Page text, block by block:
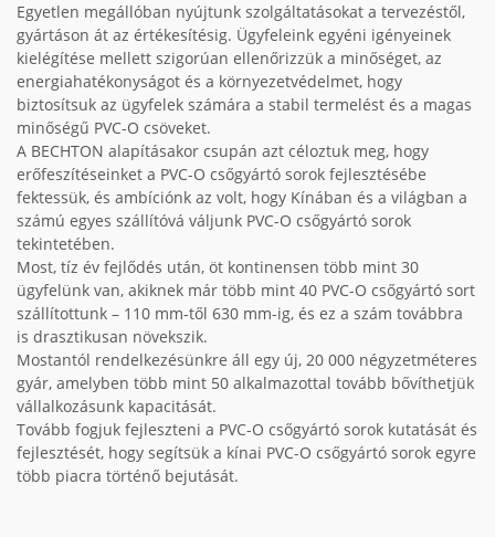
Egyetlen megállóban nyújtunk szolgáltatásokat a tervezéstől,
gyártáson át az értékesítésig. Ügyfeleink egyéni igényeinek
kielégítése mellett szigorúan ellenőrizzük a minőséget, az
energiahatékonyságot és a környezetvédelmet, hogy
biztosítsuk az ügyfelek számára a stabil termelést és a magas
minőségű PVC-O csöveket.
A BECHTON alapításakor csupán azt céloztuk meg, hogy
erőfeszítéseinket a PVC-O csőgyártó sorok fejlesztésébe
fektessük, és ambíciónk az volt, hogy Kínában és a világban a
számú egyes szállítóvá váljunk PVC-O csőgyártó sorok
tekintetében.
Most, tíz év fejlődés után, öt kontinensen több mint 30
ügyfelünk van, akiknek már több mint 40 PVC-O csőgyártó sort
szállítottunk – 110 mm-től 630 mm-ig, és ez a szám továbbra
is drasztikusan növekszik.
Mostantól rendelkezésünkre áll egy új, 20 000 négyzetméteres
gyár, amelyben több mint 50 alkalmazottal tovább bővíthetjük
vállalkozásunk kapacitását.
Tovább fogjuk fejleszteni a PVC-O csőgyártó sorok kutatását és
fejlesztését, hogy segítsük a kínai PVC-O csőgyártó sorok egyre
több piacra történő bejutását.